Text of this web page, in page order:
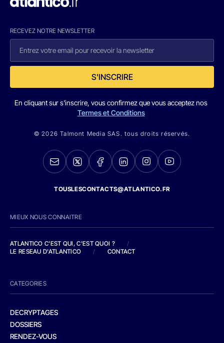
RECEVEZ NOTRE NEWSLETTER
S'INSCRIRE
En cliquant sur s'inscrire, vous confirmez que vous acceptez nos
Termes et Conditions
© 2026 Talmont Media SAS. tous droits réservés.
TOUSLESCONTACTS@ATLANTICO.FR
MIEUX NOUS CONNAITRE
ATLANTICO C'EST QUI, C'EST QUOI ?
/
LE RESEAU D'ATLANTICO
/ CONTACT
CATEGORIES
DECRYPTAGES
DOSSIERS
RENDEZ-VOUS